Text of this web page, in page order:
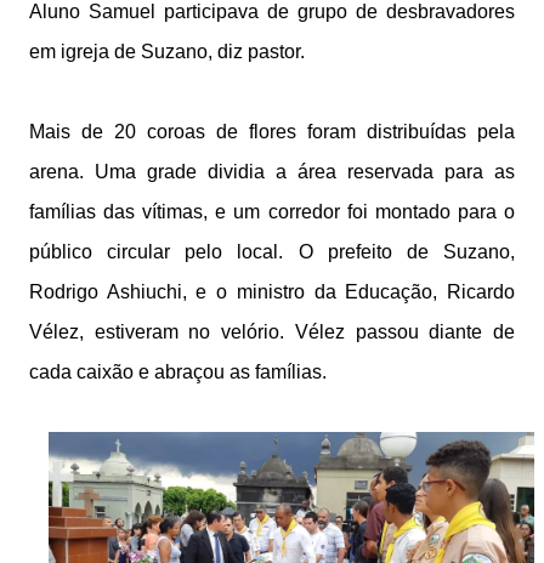
Aluno Samuel participava de grupo de desbravadores
em igreja de Suzano, diz pastor.
Mais de 20 coroas de flores foram distribuídas pela
arena. Uma grade dividia a área reservada para as
famílias das vítimas, e um corredor foi montado para o
público circular pelo local. O prefeito de Suzano,
Rodrigo Ashiuchi, e o ministro da Educação, Ricardo
Vélez, estiveram no velório. Vélez passou diante de
cada caixão e abraçou as famílias.